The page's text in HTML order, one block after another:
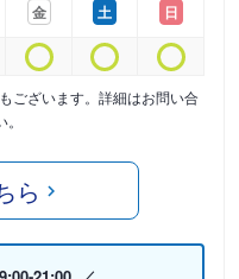
金
土
日
ございます。詳細はお問い合
ら